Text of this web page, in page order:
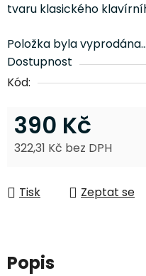
tvaru klasického
Položka byla vyprodána…
Dostupnost
Kód:
390 Kč
322,31 Kč bez DPH
Tisk
Zeptat se
Popis